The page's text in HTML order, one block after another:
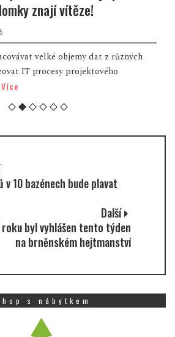
znají vítěze!
velké objemy dat z různých
IT procesy projektového
Více
v 10 bazénech bude plavat
Další
byl vyhlášen tento týden
na brněnském hejtmanství
s nábytkem